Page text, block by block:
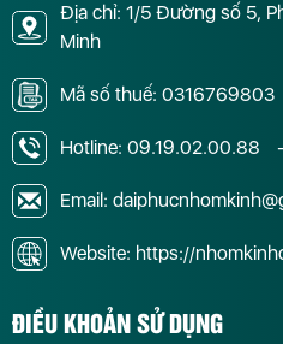
Địa chỉ: 1/5 Đường số 5,
Minh
Mã số thuế: 0316769803
Hotline: 09.19.02.00.88 -
Email:
Website: https://
ĐIỀU KHOẢN SỬ DỤNG